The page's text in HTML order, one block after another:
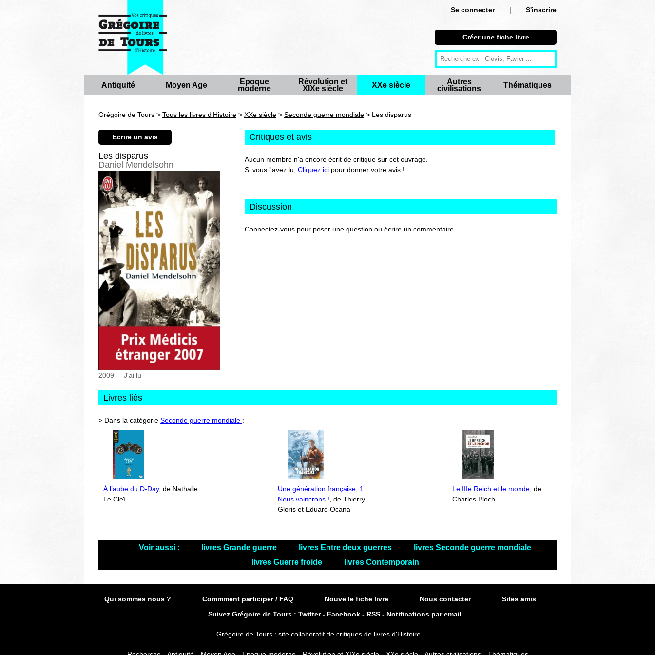
Se connecter |
S'inscrire
S'inscrire
Créer une fiche livre
Antiquité
Créer une fiche livre
Antiquité Moyen Age
Epoque
moderne
Révolution et
XIXe siècle
XXe siècle
Autres
civilisations
Thématiques
Grégoire de Tours > Tous les livres d'Histoire > XXe siècle > Seconde guerre mondiale > Les disparus
Ecrire un avis
Les disparus
Daniel Mendelsohn
2009 J'ai lu
Critiques et avis
Aucun membre n'a encore écrit de critique sur cet ouvrage.
Si vous l'avez lu, Cliquez ici pour donner votre avis !
Discussion
Connectez-vous pour poser une question ou écrire un commentaire.
Livres liés
> Dans la catégorie Seconde guerre mondiale :
À l’aube du D-Day, de Nathalie
Le Cleï
Une génération française, 1
Nous vaincrons ! , de Thierry
Gloris et Eduard Ocana
Le IIIe Reich et le monde , de
Charles Bloch
Voir aussi : livres Grande guerre livres Entre deux guerres
livres Seconde guerre mondiale
livres Guerre froide
livres Contemporain
Qui sommes nous ? Commment participer / FAQ Nouvelle fiche livre Nous contacter
Sites amis
Suivez Grégoire de Tours : Twitter- Facebook - RSS - Notifications par email
Grégoire de Tours : site collaboratif de critiques de livres d'Histoire.